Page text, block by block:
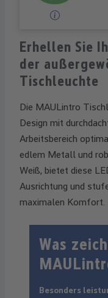
Erhellen Sie
der
Tischleuchte
Die MAULintro
Design mit
Arbeitsbereich
edlem Metall und
Weiß, bietet diese
Ausrichtung und
maximalen Komfort.
Was
Besonders